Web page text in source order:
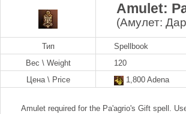
Amulet:
(Амулет:
Тип
Spellbook
Вес \ Weight
120
Цена \ Price
1,800 Adena
Amulet required for the Pa'agrio's Gift spell.